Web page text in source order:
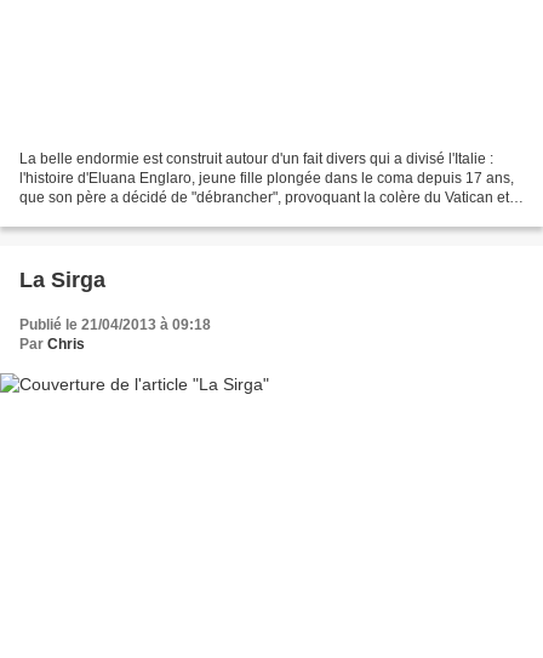
La belle endormie est construit autour d'un fait divers qui a divisé l'Italie :
l'histoire d'Eluana Englaro, jeune fille plongée dans le coma depuis 17 ans,
que son père a décidé de "débrancher", provoquant la colère du Vatican et
La Sirga
Publié le 21/04/2013 à 09:18
Par Chris